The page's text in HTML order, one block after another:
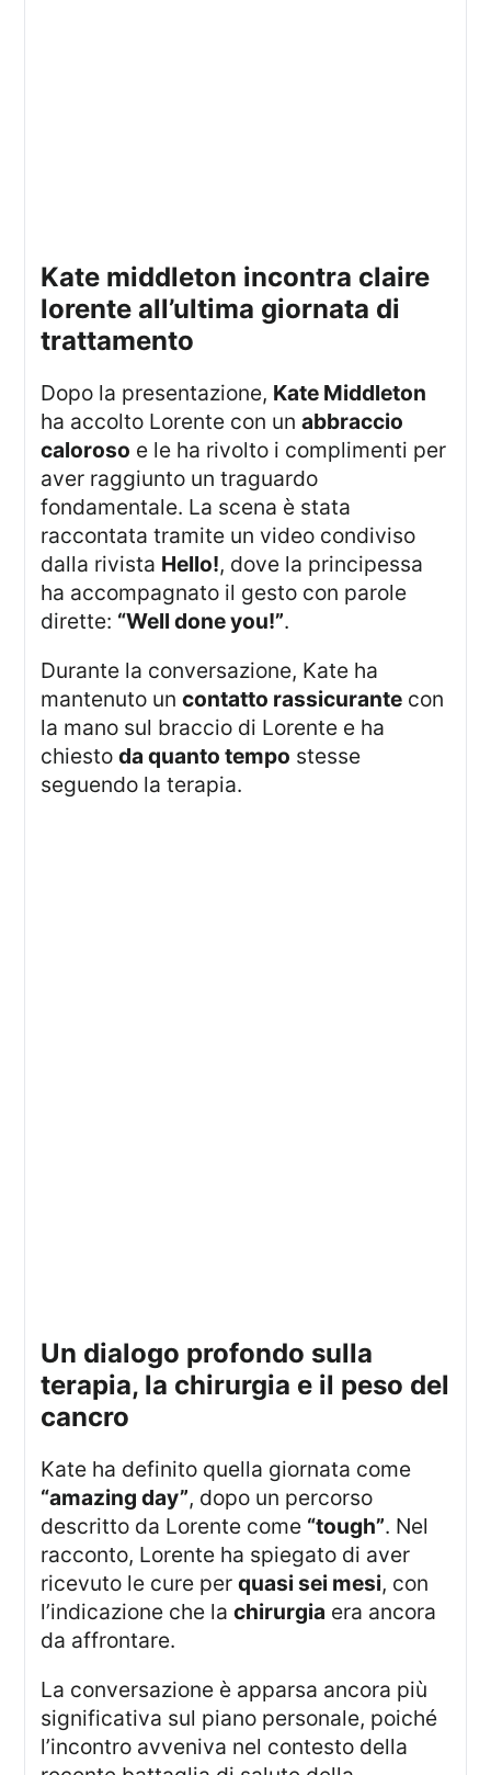
kate middleton incontra claire
lorente all’ultima giornata di
trattamento
Dopo la presentazione, Kate Middleton
ha accolto Lorente con unabbraccio
caloroso e le ha rivolto i complimenti per
aver raggiunto un traguardo
fondamentale. La scena è stata
raccontata tramite un video condiviso
dalla rivista Hello!, dove la principessa
ha accompagnato il gesto con parole
dirette: “Well done you!”.
Durante la conversazione, Kate ha
mantenuto uncontatto rassicurante con
la mano sul braccio di Lorente e ha
chiestoda quanto tempo stesse
seguendo la terapia.
un dialogo profondo sulla
terapia, la chirurgia e il peso del
cancro
Kate ha definito quella giornata come
“amazing day”, dopo un percorso
descritto da Lorente come “tough”. Nel
racconto, Lorente ha spiegato di aver
ricevuto le cure perquasi sei mesi, con
l’indicazione che lachirurgia era ancora
da affrontare.
La conversazione è apparsa ancora più
significativa sul piano personale, poiché
l’incontro avveniva nel contesto della